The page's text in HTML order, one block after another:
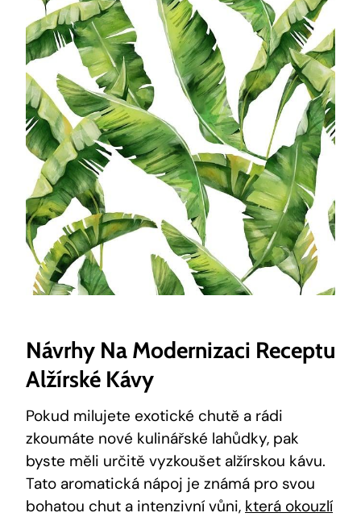
Návrhy Na Modernizaci Receptu
Alžírské Kávy
Pokud milujete exotické chutě a rádi
zkoumáte nové kulinářské lahůdky, pak
byste měli určitě vyzkoušet alžírskou kávu.
Tato aromatická nápoj je známá pro svou
bohatou chut a intenzivní vůni, která okouzlí